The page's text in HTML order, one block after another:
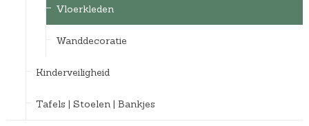
Vloerkleden
Wanddecoratie
Kinderveiligheid
Tafels | Stoelen | Bankjes